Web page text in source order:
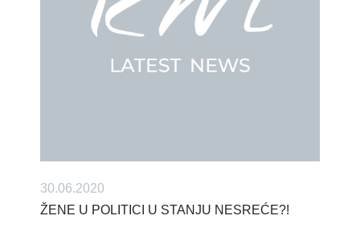
30.06.2020
ŽENE U POLITICI U STANJU NESREĆE?!